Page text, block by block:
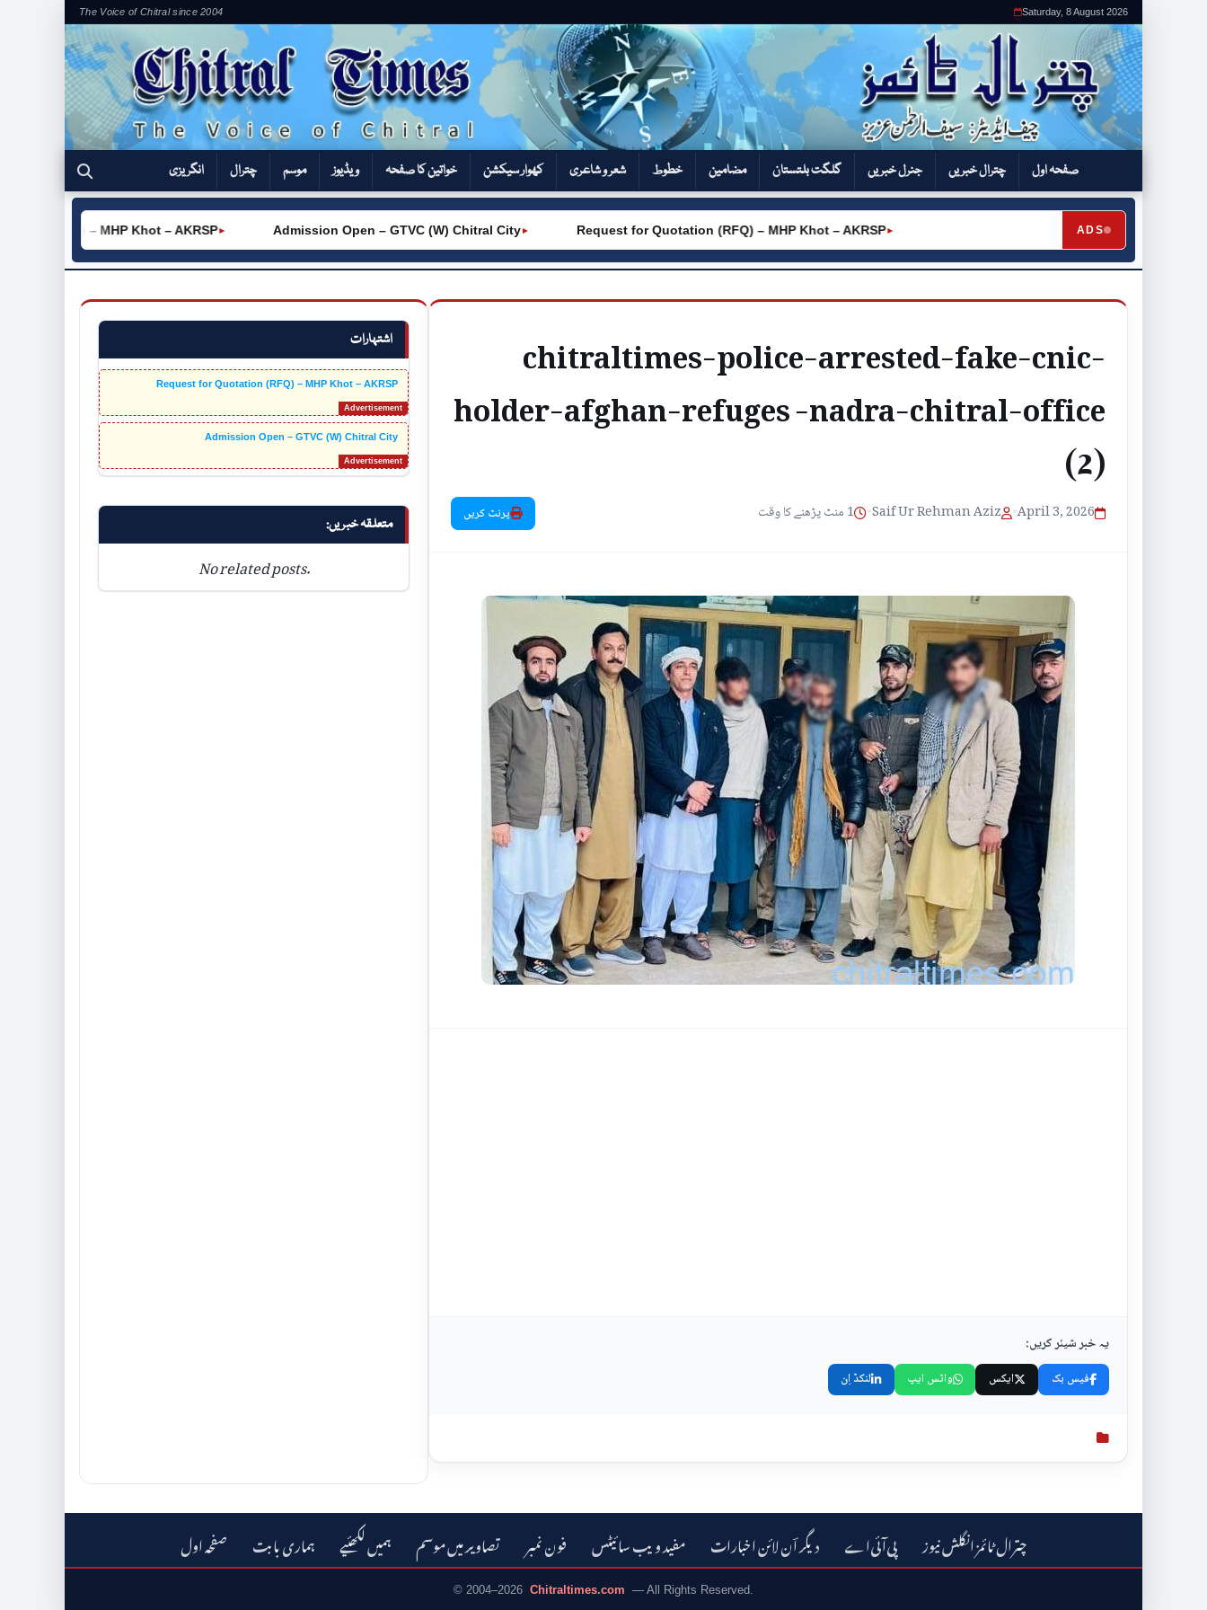
The Voice of Chitral since 2004 Saturday, 8 August 2026
صفحہ اول چترال خبریں جنرل خبریں گلگت بلتستان مضامین خطوط شعر و شاعری کھوار سیکشن‎ خواتین کا صفحہ ویڈیوز موسم چترال انگریزی
ADS
►
(RFQ) – MHP Khot – AKRSP ►
Request for Quotation (RFQ) – MHP Khot – AKRSP
►
Admission Open – GTVC (W) Chitral City
اشتہارات
Request for Quotation (RFQ) – MHP Khot – AKRSP
Admission Open – GTVC (W) Chitral City
متعلقہ خبریں:
No related posts.
chitraltimes-police-arrested-fake-cnic-
holder-afghan-refuges -nadra-chitral-office
(2)
April 3, 2026
•
Saif Ur Rehman Aziz
• 1 منٹ پڑھنے کا وقت پرنٹ کریں
یہ خبر شیئر کریں:
فیس بک ایکس واٹس ایپ لنکڈ اِن
صفحہ اول ہماری بابت ہمیں لکھئیے تصاویر میں موسم فون نمبر مفید ویب سائیٹس دیگر اؔن لائن اخبارات پی‌آئی‌اے‎ چترال ٹائمز انگلش نیوز
© 2004–2026 Chitraltimes.com — All Rights Reserved.